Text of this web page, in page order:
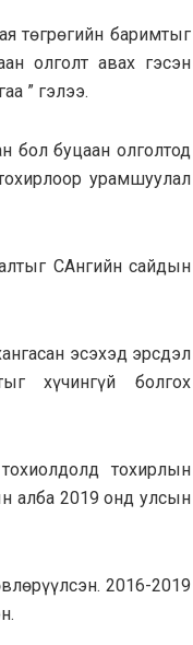
төгрөгийн баримтыг
олголт авах гэсэн
” гэлээ.
бол буцаан олголтод
урамшуулал
СAнгийн сайдын
эсэхэд эрсдэл
хүчингүй болгох
тохирлын
алба 2019 онд улсын
2016-2019